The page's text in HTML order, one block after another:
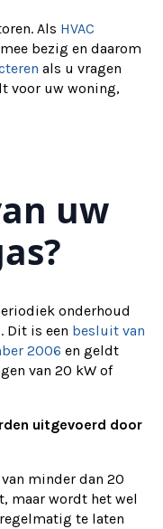
Als HVAC
bezig en daarom
als u vragen
voor uw woning,
uw
onderhoud
Dit is een besluit van
2006 en geldt
van 20 kW of
uitgevoerd door
minder dan 20
maar wordt het wel
te laten